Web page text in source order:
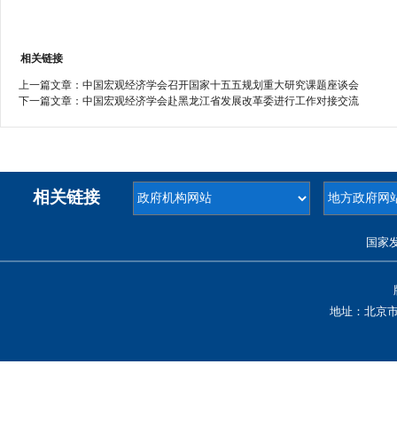
相关链接
上一篇文章： 中国宏观经济学会召开国家十五五规划重大研究课题座谈会
下一篇文章： 中国宏观经济学会赴黑龙江省发展改革委进行工作对接交流
相关链接
国家
地址：北京